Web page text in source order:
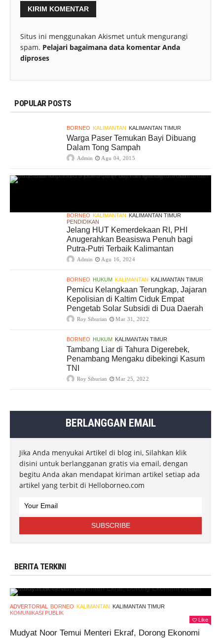
Situs ini menggunakan Akismet untuk mengurangi
spam. Pelajari bagaimana data komentar Anda
diproses
POPULAR POSTS
BORNEO KALIMANTAN KALIMANTAN TIMUR
Warga Paser Temukan Bayi Dibuang
Dalam Tong Sampah
Admin Agu 04, 2015
BORNEO KALIMANTAN KALIMANTAN TIMUR
PENDIDIKAN
Jelang HUT Kemerdekaan RI, PHI
Anugerahkan Beasiswa Penuh bagi
Putra-Putri Terbaik Kalimantan
Admin Agu 16, 2024
BORNEO HUKUM KALIMANTAN KALIMANTAN TIMUR
Pemicu Kelangkaan Terungkap, Jajaran
Kepolisian di Kaltim Ciduk Empat
Pengetab Solar Subsidi di Dua Daerah
Roy Siburian Mar 31, 2022
BORNEO HUKUM KALIMANTAN TIMUR
Tambang Liar di Tahura Digerebek,
Penambang Mengaku dibekingi Kasum
TNI
Roy Siburian Mar 25, 2022
BERLANGGAN EMAIL
Jika Anda menyukai Artikel di blog ini, Silahkan klik
disini untuk berlangganan gratis via email, dengan
begitu Anda akan mendapat kiriman artikel setiap ada
artikel yang terbit di Helloborneo.com
BERITA TERKINI
ADVERTORIAL BORNEO KALIMANTAN KALIMANTAN TIMUR
KOMUNIKASI PUBLIK
Like
Mudyat Noor Temui Menteri Ekraf, Dorong Ekonomi